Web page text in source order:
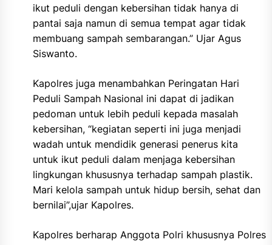
ikut peduli dengan kebersihan tidak hanya di
pantai saja namun di semua tempat agar tidak
membuang sampah sembarangan.” Ujar Agus
Siswanto.
Kapolres juga menambahkan Peringatan Hari
Peduli Sampah Nasional ini dapat di jadikan
pedoman untuk lebih peduli kepada masalah
kebersihan, “kegiatan seperti ini juga menjadi
wadah untuk mendidik generasi penerus kita
untuk ikut peduli dalam menjaga kebersihan
lingkungan khususnya terhadap sampah plastik.
Mari kelola sampah untuk hidup bersih, sehat dan
bernilai”,ujar Kapolres.
Kapolres berharap Anggota Polri khususnya Polres